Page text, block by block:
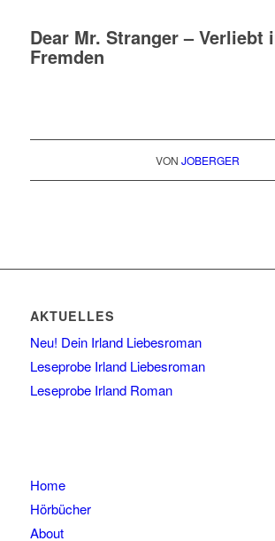
Dear Mr. Stranger – Verliebt
Fremden
VONJOBERGER
AKTUELLES
Neu! Dein Irland Liebesroman
Leseprobe Irland Liebesroman
Leseprobe Irland Roman
Home
Hörbücher
About